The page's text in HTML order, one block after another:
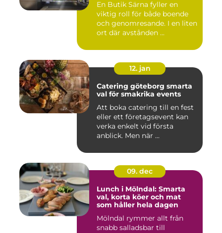
En Butik Särna fyller en
viktig roll för både boende
och genomresande. I en liten
ort där avstånden ...
12. jan
Catering göteborg smarta
val för smakrika events
Att boka catering till en fest
eller ett företagsevent kan
verka enkelt vid första
anblick. Men när ...
09. dec
Lunch i Mölndal: Smarta
val, korta köer och mat
som håller hela dagen
Mölndal rymmer allt från
snabb salladsbar till